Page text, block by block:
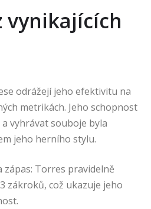
vynikajících
odrážejí jeho efektivitu na
metrikách. Jeho schopnost
vyhrávat souboje byla
jeho herního stylu.
Torres pravidelně
zákroků, což ukazuje jeho